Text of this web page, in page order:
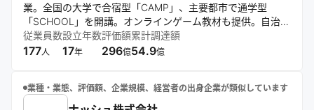
業。全国の大学で合宿型「CAMP」、主要都市で通学型
「SCHOOL」を開講。オンラインゲーム教材も提供。自治
体・学校・企業向けデジタル人材育成研修も実施。次世代イ
ノベーション人材の育成を目指す。
従業員数
177人
設立年数
17年
評価額
296億
累計調達額
54.9億
業種・業態、評価額、企業規模、経営者の出身企業が類似しています